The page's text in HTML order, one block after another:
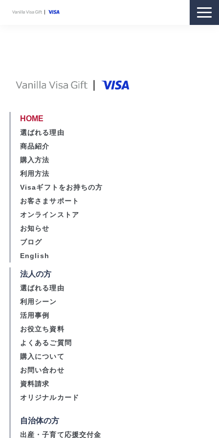
ギフトをお持ちの方
HOME
選ばれる理由
商品紹介
購入方法
利用方法
Visaギフトをお持ちの方
お客さまサポート
オンラインストア
お知らせ
ブログ
English
法人の方
選ばれる理由
利用シーン
活用事例
お役立ち資料
よくあるご質問
購入について
お問い合わせ
資料請求
オリジナルカード
自治体の方
出産・子育て応援交付金